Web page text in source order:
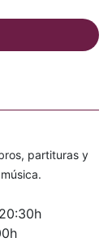
partituras y